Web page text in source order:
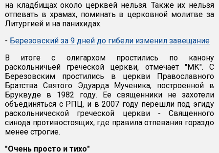
на кладбищах около церквей нельзя. Также их нельзя
отпевать в храмах, поминать в церковной молитве за
Литургией и на панихидах.
- Березовский за 9 дней до гибели изменил завещание
В итоге с олигархом простились по канону
раскольничьей греческой церкви, отмечает "МК". С
Березовским простились в церкви Православного
Братства Святого Эдуарда Мученика, построенной в
Бруквуде в 1982 году. Ее священники не захотели
объединяться с РПЦ, и в 2007 году перешли под эгиду
раскольнической греческой церкви - Священного
синода противостоящих, где правила отпевания гораздо
менее строгие.
"Очень просто и тихо"